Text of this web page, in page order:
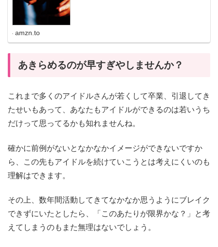
amzn.to
あきらめるのが早すぎやしませんか？
これまで多くのアイドルさんが若くして卒業、引退してき
たせいもあって、あなたもアイドルができるのは若いうち
だけって思ってるかも知れませんね。
確かに前例がないとなかなかイメージができないですか
ら、この先もアイドルを続けていこうとは考えにくいのも
理解はできます。
その上、数年間活動してきてなかなか思うようにブレイク
できずにいたとしたら、「このあたりが限界かな？」と考
えてしまうのもまた無理はないでしょう。